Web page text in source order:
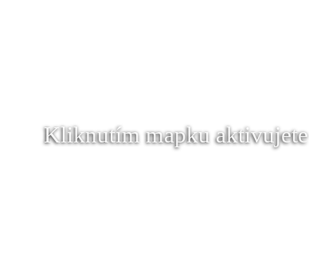
Kliknutím mapku aktivujete